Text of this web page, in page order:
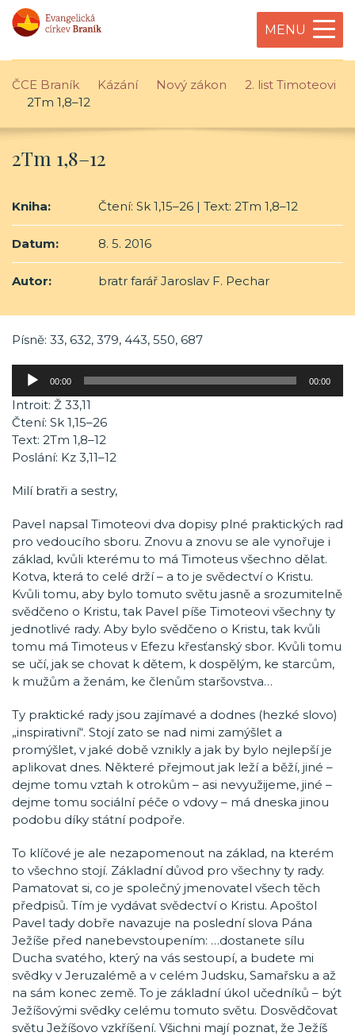
MENU
ČCE Braník Kázání Nový zákon
2. list Timoteovi
2Tm 1,8–12
2Tm 1,8–12
Kniha: Čtení: Sk 1,15–26 | Text: 2Tm 1,8–12
Datum: 8. 5. 2016
Autor: bratr farář Jaroslav F. Pechar
Písně: 33, 632, 379, 443, 550, 687
Audio
00:00 00:00
Introit: Ž 33,11
Čtení: Sk 1,15–26
Text: 2Tm 1,8–12
Poslání: Kz 3,11–12
Milí bratři a sestry,
Pavel napsal Timoteovi dva dopisy plné praktických rad
pro vedoucího sboru. Znovu a znovu se ale vynořuje i
základ, kvůli kterému to má Timoteus všechno dělat.
Kotva, která to celé drží – a to je svědectví o Kristu.
Kvůli tomu, aby bylo tomuto světu jasně a srozumitelně
svědčeno o Kristu, tak Pavel píše Timoteovi všechny ty
jednotlivé rady. Aby bylo svědčeno o Kristu, tak kvůli
tomu má Timoteus v Efezu křesťanský sbor. Kvůli tomu
se učí, jak se chovat k dětem, k dospělým, ke starcům,
k mužům a ženám, ke členům staršovstva…
Ty praktické rady jsou zajímavé a dodnes (hezké slovo)
„inspirativní“. Stojí zato se nad nimi zamýšlet a
promýšlet, v jaké době vznikly a jak by bylo nejlepší je
aplikovat dnes. Některé přejmout jak leží a běží, jiné –
dejme tomu vztah k otrokům – asi nevyužijeme, jiné –
dejme tomu sociální péče o vdovy – má dneska jinou
podobu díky státní podpoře.
To klíčové je ale nezapomenout na základ, na kterém
to všechno stojí. Základní důvod pro všechny ty rady.
Pamatovat si, co je společný jmenovatel všech těch
předpisů. Tím je vydávat svědectví o Kristu. Apoštol
Pavel tady dobře navazuje na poslední slova Pána
Ježíše před nanebevstoupením: …dostanete sílu
Ducha svatého, který na vás sestoupí, a budete mi
svědky v Jeruzalémě a v celém Judsku, Samařsku a až
na sám konec země. To je základní úkol učedníků – být
Ježíšovými svědky celému tomuto světu. Dosvědčovat
světu Ježíšovo vzkříšení. Všichni mají poznat, že Ježíš